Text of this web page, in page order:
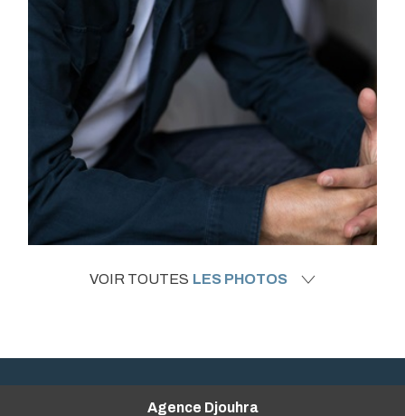
VOIR TOUTES LES PHOTOS
Agence Djouhra